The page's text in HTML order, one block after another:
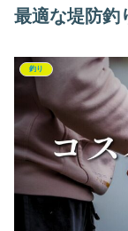
最適な堤防釣
釣り